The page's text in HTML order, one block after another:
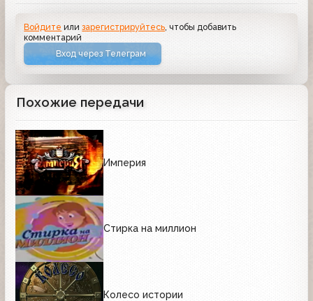
пять «Алчностей»! Я понял, что игра — не
примитивное занятие.
Войдите илизарегистрируйтесь, чтобы добавить
комментарий
Вход через Телеграм
Похожие передачи
Империя
Стирка на миллион
Колесо истории